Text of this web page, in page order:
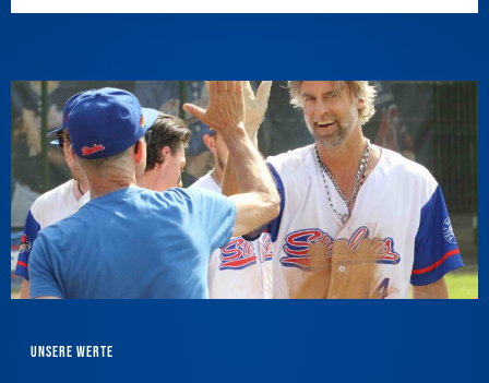
Unsere Werte